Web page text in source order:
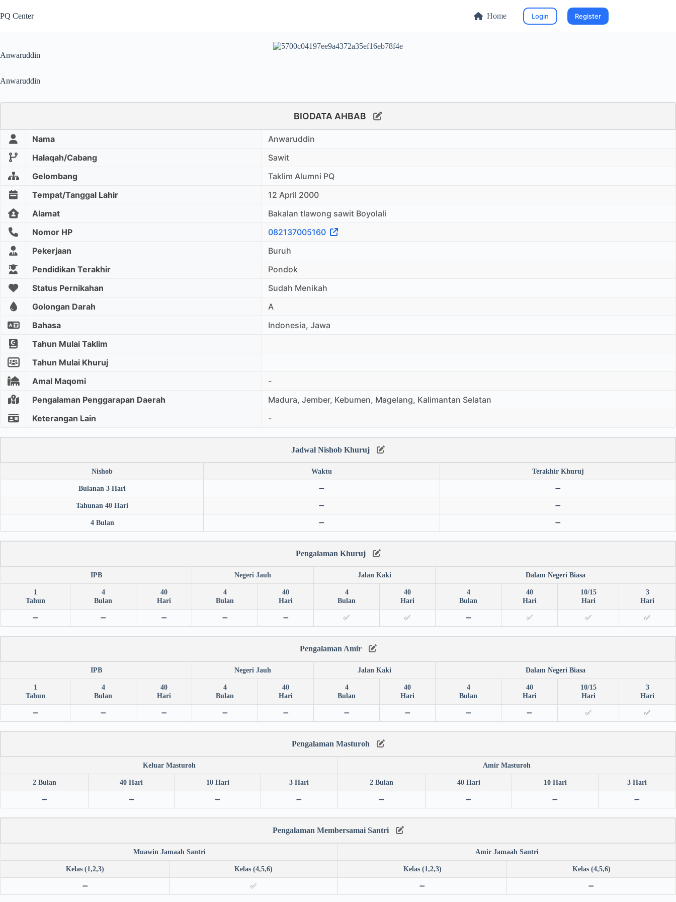
PQ Center Home Login Register
Anwaruddin
Anwaruddin
BIODATA AHBAB
Nama
Anwaruddin
Halaqah/Cabang
Sawit
Gelombang
Taklim Alumni PQ
Tempat/Tanggal Lahir
12 April 2000
Alamat
Bakalan tlawong sawit Boyolali
Nomor HP
082137005160
Pekerjaan
Buruh
Pendidikan Terakhir
Pondok
Status Pernikahan
Sudah Menikah
Golongan Darah
A
Bahasa
Indonesia, Jawa
Tahun Mulai Taklim
Tahun Mulai Khuruj
Amal Maqomi
-
Pengalaman Penggarapan Daerah
Madura, Jember, Kebumen, Magelang, Kalimantan Selatan
Keterangan Lain
-
Jadwal Nishob Khuruj
Nishob Waktu Terakhir Khuruj
Bulanan 3 Hari ➖ ➖
Tahunan 40 Hari ➖ ➖
4 Bulan ➖ ➖
Pengalaman Khuruj
IPB Negeri Jauh Jalan Kaki Dalam Negeri Biasa
1
Tahun
4
Bulan
40
Hari
4
Bulan
40
Hari
4
Bulan
40
Hari
4
Bulan
40
Hari
10/15
Hari
3
Hari
➖ ➖ ➖ ➖ ➖ ✅ ✅ ➖ ✅ ✅ ✅
Pengalaman Amir
IPB Negeri Jauh Jalan Kaki Dalam Negeri Biasa
1
Tahun
4
Bulan
40
Hari
4
Bulan
40
Hari
4
Bulan
40
Hari
4
Bulan
40
Hari
10/15
Hari
3
Hari
➖ ➖ ➖ ➖ ➖ ➖ ➖ ➖ ➖ ✅ ✅
Pengalaman Masturoh
Keluar Masturoh Amir Masturoh
2 Bulan 40 Hari 10 Hari 3 Hari 2 Bulan 40 Hari 10 Hari 3 Hari
➖ ➖ ➖ ➖ ➖ ➖ ➖ ➖
Pengalaman Membersamai Santri
Muawin Jamaah Santri Amir Jamaah Santri
Kelas (1,2,3) Kelas (4,5,6) Kelas (1,2,3) Kelas (4,5,6)
➖ ✅ ➖ ➖